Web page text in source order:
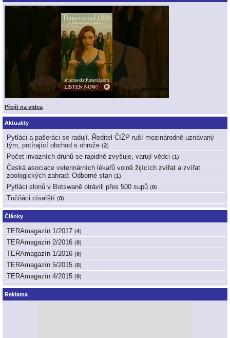
Přejít na videa
Aktuality
Pytláci a pašeráci se radují. Ředitel ČIŽP ruší mezinárodně uznávaný
tým, potírající obchod s ohrože (2)
Počet invazních druhů se rapidně zvyšuje, varují vědci (1)
Česká asociace veterinárních lékařů volně žijících zvířat a zvířat
zoologických zahrad: Odborné stan (1)
Pytláci slonů v Botswaně otrávili přes 500 supů (0)
Tučňáci císařští (0)
Články
TERAmagazín 1/2017 (4)
TERAmagazín 2/2016 (0)
TERAmagazín 1/2016 (0)
TERAmagazín 5/2015 (0)
TERAmagazín 4/2015 (0)
Reklama